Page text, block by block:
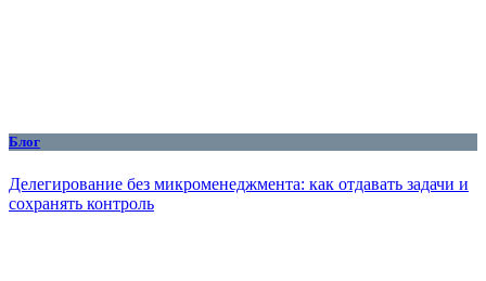
Блог
Делегирование без микроменеджмента: как отдавать задачи и
сохранять контроль